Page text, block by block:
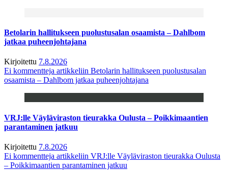
Betolarin hallitukseen puolustusalan osaamista – Dahlbom
jatkaa puheenjohtajana
Kirjoitettu 7.8.2026
Ei kommentteja artikkeliin Betolarin hallitukseen puolustusalan
osaamista – Dahlbom jatkaa puheenjohtajana
VRJ:lle Väyläviraston tieurakka Oulusta – Poikkimaantien
parantaminen jatkuu
Kirjoitettu 7.8.2026
Ei kommentteja artikkeliin VRJ:lle Väyläviraston tieurakka Oulusta
– Poikkimaantien parantaminen jatkuu